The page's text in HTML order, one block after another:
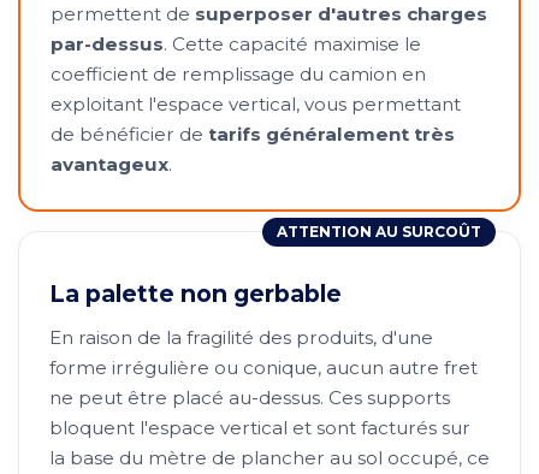
permettent de superposer d'autres charges
par-dessus. Cette capacité maximise le
coefficient de remplissage du camion en
exploitant l'espace vertical, vous permettant
de bénéficier de tarifs généralement très
avantageux.
ATTENTION AU SURCOÛT
La palette non gerbable
En raison de la fragilité des produits, d'une
forme irrégulière ou conique, aucun autre fret
ne peut être placé au-dessus. Ces supports
bloquent l'espace vertical et sont facturés sur
la base du mètre de plancher au sol occupé, ce